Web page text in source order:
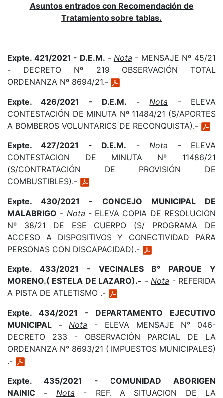
Asuntos entrados con Recomendación de
Tratamiento sobre tablas.
Expte. 421/2021 - D.E.M. - Nota - MENSAJE Nº 45/21
- DECRETO Nº 219 OBSERVACIÓN TOTAL
ORDENANZA Nº 8694/21.-
Expte. 426/2021 - D.E.M. -Nota - ELEVA
CONTESTACIÓN DE MINUTA Nº 11484/21 (S/APORTES
A BOMBEROS VOLUNTARIOS DE RECONQUISTA).-
Expte. 427/2021 - D.E.M. -Nota - ELEVA
CONTESTACION DE MINUTA Nº 11486/21
(S/CONTRATACIÓN DE PROVISIÓN DE
COMBUSTIBLES).-
Expte. 430/2021 - CONCEJO MUNICIPAL DE
MALABRIGO - Nota - ELEVA COPIA DE RESOLUCION
Nº 38/21 DE ESE CUERPO (S/ PROGRAMA DE
ACCESO A DISPOSITIVOS Y CONECTIVIDAD PARA
PERSONAS CON DISCAPACIDAD).-
Expte. 433/2021 - VECINALES B° PARQUE Y
MORENO.( ESTELA DE LAZARO).- -Nota - REFERIDA
A PISTA DE ATLETISMO .-
Expte. 434/2021 - DEPARTAMENTO EJECUTIVO
MUNICIPAL -Nota - ELEVA MENSAJE N° 046-
DECRETO 233 - OBSERVACIÓN PARCIAL DE LA
ORDENANZA N° 8693/21 ( IMPUESTOS MUNICIPALES)
.-
Expte. 435/2021 - COMUNIDAD ABORIGEN
NAINIC - Nota - REF. A SITUACION DE LA